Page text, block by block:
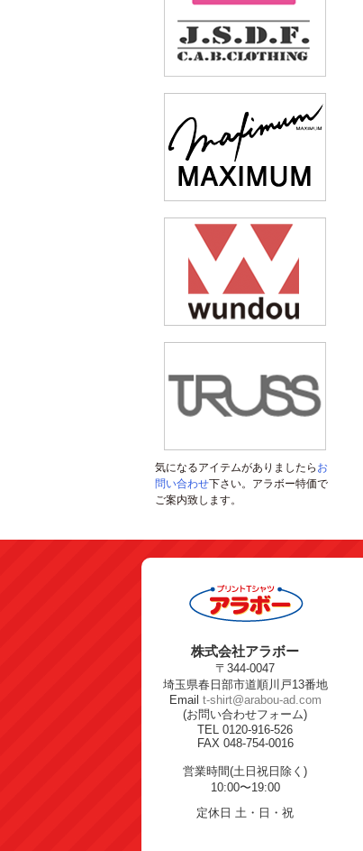
気になるアイテムがありましたら お
問い合わせ下さい。アラボー特価で
ご案内致します。
株式会社アラボー
〒344-0047
埼玉県春日部市道順川戸13番地
Email t-shirt@arabou-ad.com
(お問い合わせフォーム)
TEL 0120-916-526
FAX 048-754-0016
営業時間(土日祝日除く)
10:00〜19:00
定休日 土・日・祝